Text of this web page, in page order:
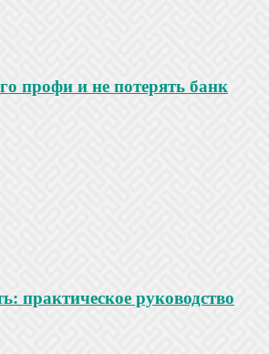
профи и не потерять банк
практическое руководство